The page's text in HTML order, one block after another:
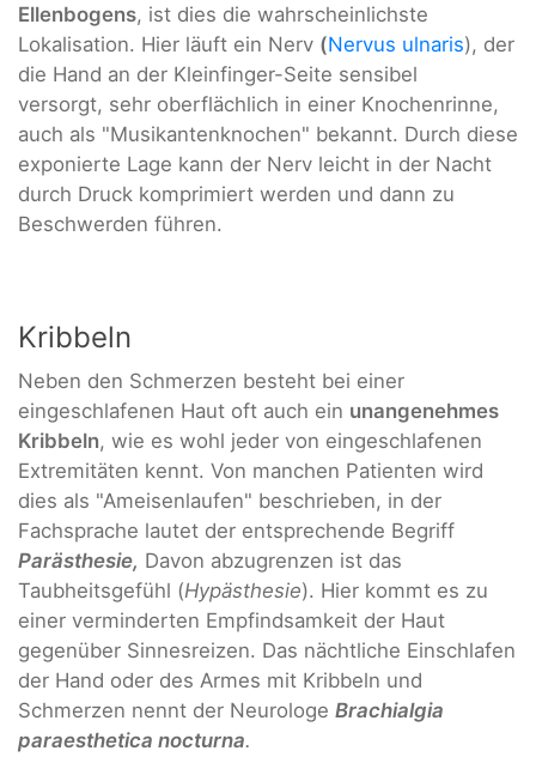
Ellenbogens, ist dies die wahrscheinlichste
Lokalisation. Hier läuft ein Nerv (Nervus ulnaris), der
die Hand an der Kleinfinger-Seite sensibel
versorgt, sehr oberflächlich in einer Knochenrinne,
auch als "Musikantenknochen" bekannt. Durch diese
exponierte Lage kann der Nerv leicht in der Nacht
durch Druck komprimiert werden und dann zu
Beschwerden führen.
Kribbeln
Neben den Schmerzen besteht bei einer
eingeschlafenen Haut oft auch ein unangenehmes
Kribbeln, wie es wohl jeder von eingeschlafenen
Extremitäten kennt. Von manchen Patienten wird
dies als "Ameisenlaufen" beschrieben, in der
Fachsprache lautet der entsprechende Begriff
Parästhesie, Davon abzugrenzen ist das
Taubheitsgefühl (Hypästhesie). Hier kommt es zu
einer verminderten Empfindsamkeit der Haut
gegenüber Sinnesreizen. Das nächtliche Einschlafen
der Hand oder des Armes mit Kribbeln und
Schmerzen nennt der Neurologe Brachialgia
paraesthetica nocturna.